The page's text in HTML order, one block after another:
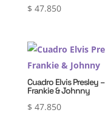
$ 47.850
Cuadro Elvis Presley –
Frankie & Johnny
$ 47.850